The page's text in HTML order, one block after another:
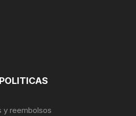
y reembolsos